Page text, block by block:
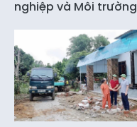
nghiệp và Môi trường